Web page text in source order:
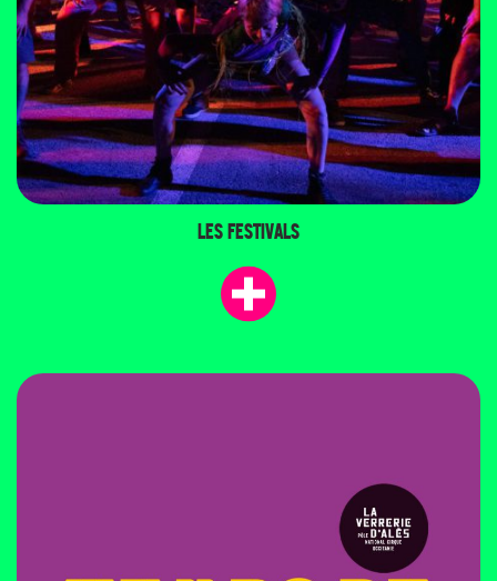
LES FESTIVALS